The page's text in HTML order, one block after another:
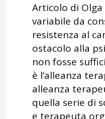
Articolo di
variabile da
resistenza al
ostacolo alla
non fosse
è l’alleanza
alleanza
quella serie di
e terapeuta